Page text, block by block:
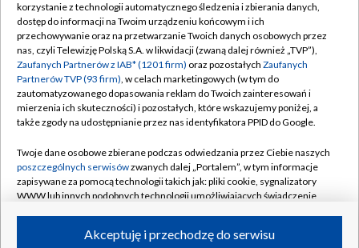
TVP
Abonament TVP
Sklep TVP
Biuro Reklamy
Oferta Handlowa
Emisja w TVP
Rada Programowa
Ogłoszenia przetargowe
Akademia Telewizyjna
Regulamin TVP
Polityka prywatności
Moje zgody
Biuro reklamy
Kanały
©2026 Telewizja Polska Spółka Akcyjna w likwidacji
korzystanie z technologii automatycznego śledzenia i zbierania danych,
dostęp do informacji na Twoim urządzeniu końcowym i ich
przechowywanie oraz na przetwarzanie Twoich danych osobowych przez
nas, czyli Telewizję Polską S.A. w likwidacji (zwaną dalej również „TVP”),
Zaufanych Partnerów z IAB* (1201 firm) oraz pozostałych Zaufanych
Partnerów TVP (93 firm), w celach marketingowych (w tym do
zautomatyzowanego dopasowania reklam do Twoich zainteresowań i
mierzenia ich skuteczności) i pozostałych, które wskazujemy poniżej, a
także zgody na udostępnianie przez nas identyfikatora PPID do Google.
Twoje dane osobowe zbierane podczas odwiedzania przez Ciebie naszych
poszczególnych serwisówzwanych dalej „Portalem”, w tym informacje
zapisywane za pomocą technologii takich jak: pliki cookie, sygnalizatory
WWW lub innych podobnych technologii umożliwiających świadczenie
ruchu w Internecie.Akceptuję i przechodzę do serwisu